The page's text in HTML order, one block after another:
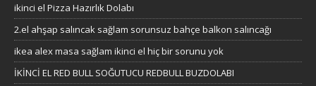
ikinci el Pizza Hazırlık Dolabı
2.el ahşap salıncak sağlam sorunsuz bahçe balkon salıncağı
ikea alex masa sağlam ikinci el hiç bir sorunu yok
İKİNCİ EL RED BULL SOĞUTUCU REDBULL BUZDOLABI